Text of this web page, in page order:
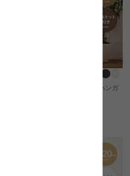
【幅40cm】Andenes ランドリーハンガ